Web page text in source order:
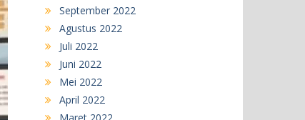
September 2022
Agustus 2022
Juli 2022
Juni 2022
Mei 2022
April 2022